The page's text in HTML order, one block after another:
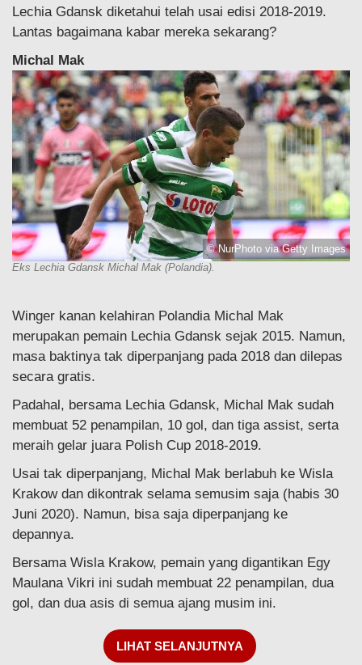
Lechia Gdansk diketahui telah usai edisi 2018-2019.
Lantas bagaimana kabar mereka sekarang?
Michal Mak
© NurPhoto via Getty Images
Eks Lechia Gdansk Michal Mak (Polandia).
Winger kanan kelahiran Polandia Michal Mak
merupakan pemain Lechia Gdansk sejak 2015. Namun,
masa baktinya tak diperpanjang pada 2018 dan dilepas
secara gratis.
Padahal, bersama Lechia Gdansk, Michal Mak sudah
membuat 52 penampilan, 10 gol, dan tiga assist, serta
meraih gelar juara Polish Cup 2018-2019.
Usai tak diperpanjang, Michal Mak berlabuh ke Wisla
Krakow dan dikontrak selama semusim saja (habis 30
Juni 2020). Namun, bisa saja diperpanjang ke
depannya.
Bersama Wisla Krakow, pemain yang digantikan Egy
Maulana Vikri ini sudah membuat 22 penampilan, dua
gol, dan dua asis di semua ajang musim ini.
LIHAT SELANJUTNYA